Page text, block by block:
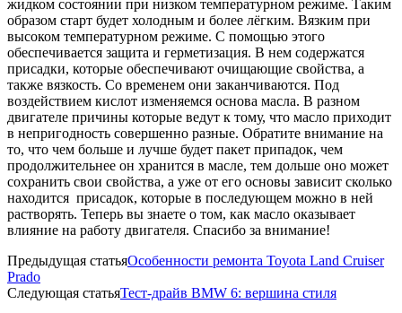
жидком состоянии при низком температурном режиме. Таким
образом старт будет холодным и более лёгким. Вязким при
высоком температурном режиме. С помощью этого
обеспечивается защита и герметизация. В нем содержатся
присадки, которые обеспечивают очищающие свойства, а
также вязкость. Со временем они заканчиваются. Под
воздействием кислот изменяемся основа масла. В разном
двигателе причины которые ведут к тому, что масло приходит
в непригодность совершенно разные. Обратите внимание на
то, что чем больше и лучше будет пакет припадок, чем
продолжительнее он хранится в масле, тем дольше оно может
сохранить свои свойства, а уже от его основы зависит сколько
находится присадок, которые в последующем можно в ней
растворять. Теперь вы знаете о том, как масло оказывает
влияние на работу двигателя. Спасибо за внимание!
Предыдущая статьяОсобенности ремонта Toyota Land Cruiser
Prado
Следующая статьяТест-драйв BMW 6: вершина стиля